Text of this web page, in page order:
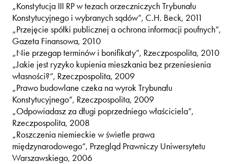
„Konstytucja III RP w tezach orzeczniczych Trybunału
Konstytucyjnego i wybranych sądów“, C.H. Beck, 2011
„Przejęcie spółki publicznej a ochrona informacji poufnych“,
Gazeta Finansowa, 2010
„Nie przegap terminów i bonifikaty“, Rzeczpospolita, 2010
„Jakie jest ryzyko kupienia mieszkania bez przeniesienia
własności?“, Rzeczpospolita, 2009
„Prawo budowlane czeka na wyrok Trybunału
Konstytucyjnego“, Rzeczpospolita, 2009
„Odpowiadasz za długi poprzedniego właściciela“,
Rzeczpospolita, 2008
„Roszczenia niemieckie w świetle prawa
międzynarodowego“, Przegląd Prawniczy Uniwersytetu
Warszawskiego, 2006